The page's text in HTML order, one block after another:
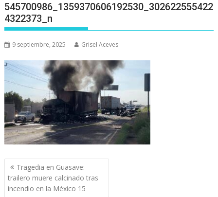
545700986_1359370606192530_302622555422
4322373_n
9 septiembre, 2025 Grisel Aceves
Navegación
de
entradas
Tragedia en Guasave:
trailero muere calcinado tras
incendio en la México 15